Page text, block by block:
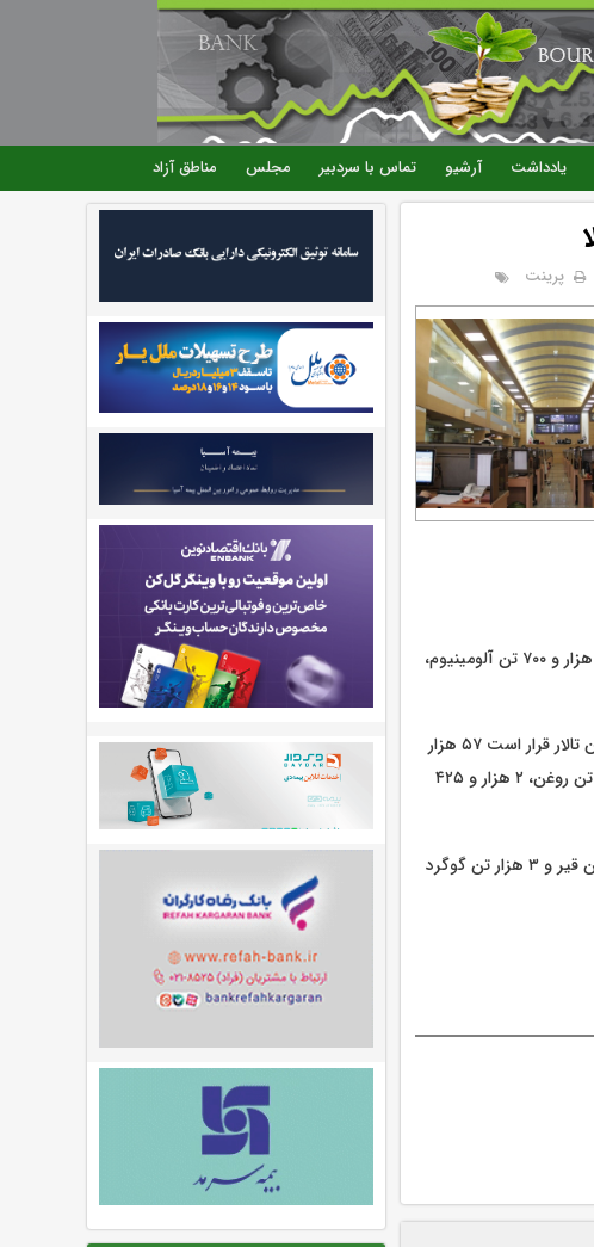
یادداشت آرشیو تماس با سردبیر مجلس مناطق آزاد
پرینت
در تالار صنعتی قرار است ۱۷۹ هزار و ۳۷۰ تن محصول شامل ۱۶۶ هزار تن آهن اسفنجی، ۶ هزار و ۷۰۰ تن آلومینیوم،
تالار پتروشیمی و فرآورده های نفتی شاهد عرضه ۹۲ هزار و ۳۹۵ تن محصول است. در این تالار قرار است ۵۷ هزار
تن لوب کات، ۱۹ هزار و ۷۷۷ تن مواد شیمیایی، ۹ هزار و ۵۴ تنمواد پلیمری، ۳ هزار و ۵۲۷ تن روغن، ۲ هزار و ۴۲۵
و تالار صادراتی کیش نیز میزبان عرضه ۶۹ هزار و ۶۵۴ تن محصول شامل ۶۶ هزار و ۶۵۴ تن قیر و ۳ هزار تن گوگرد